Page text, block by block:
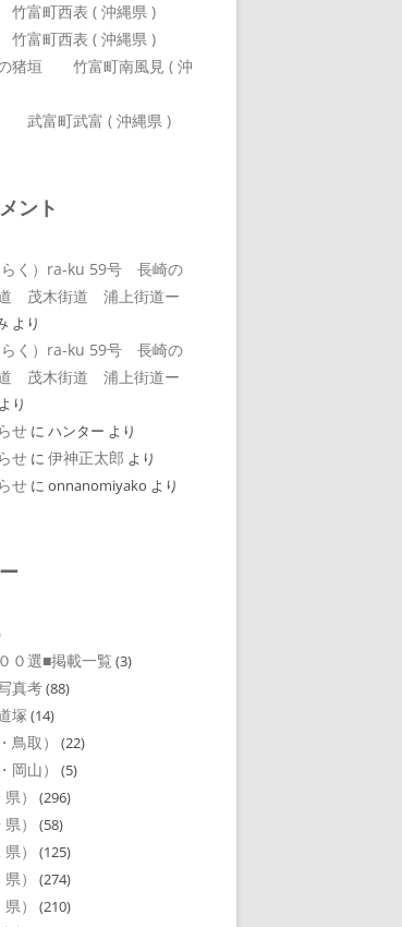
富町西表 ( 沖縄県 )
富町西表 ( 沖縄県 )
猪垣 竹富町南風見 ( 沖
富町武富 ( 沖縄県 )
ント
らく）ra-ku 59号 長崎の
茂木街道 浦上街道ー
より
らく）ra-ku 59号 長崎の
茂木街道 浦上街道ー
より
せ に ハンター より
せ に 伊神正太郎 より
せ に onnanomiyako より
０選■掲載一覧 (3)
真考(88)
塚 (14)
鳥取） (22)
岡山） (5)
） (296)
） (58)
） (125)
） (274)
） (210)